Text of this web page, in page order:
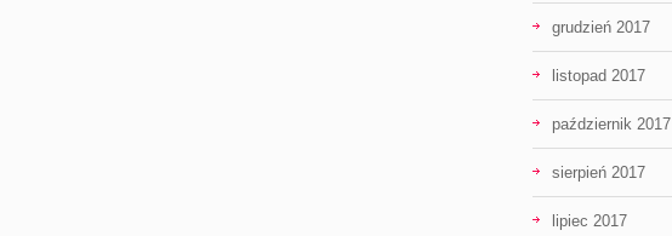
grudzień 2017
listopad 2017
październik 2017
sierpień 2017
lipiec 2017